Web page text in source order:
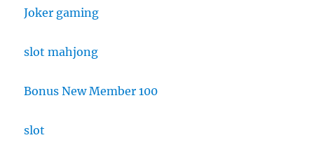
Joker gaming
slot mahjong
Bonus New Member 100
slot